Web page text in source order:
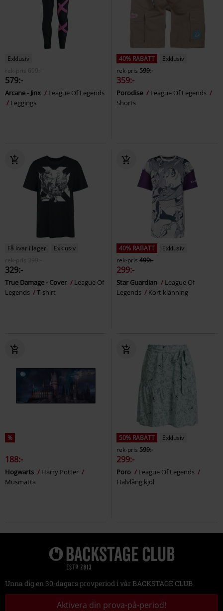
Exklusiv
rek-pris
699:-
579:-
Arcane - Jinx
League Of Legends
Leggings
40% RABATT
Exklusiv
rek-pris 599:-
359:-
Porodise
League Of Legends
Shorts
Få kvar i lager
Exklusiv
rek-pris
399:-
329:-
True Damage - Cover
League Of
Legends
T-shirt
40% RABATT
Exklusiv
rek-pris 499:-
299:-
Star Guardian
League Of
Legends
Kort klänning
%
188:-
Hogwarts
Harry Potter
Musmatta
50% RABATT
Exklusiv
rek-pris 599:-
299:-
Poro
League Of Legends
Halvlång kjol
Unna dig en 30-dagars provperiod i vår BACKSTAGE CLUB
Aktivera din prova-på-period!